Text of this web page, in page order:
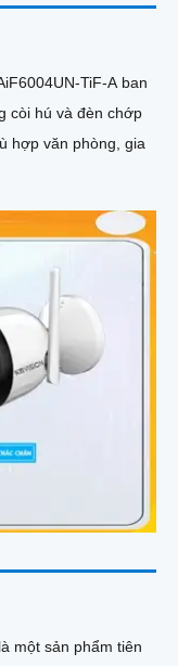
TiF-A ban
còi hú và đèn chớp
một sản phẩm tiên